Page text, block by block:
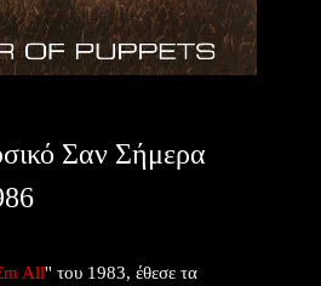
Σαν Σήμερα
All'' του 1983, έθεσε τα